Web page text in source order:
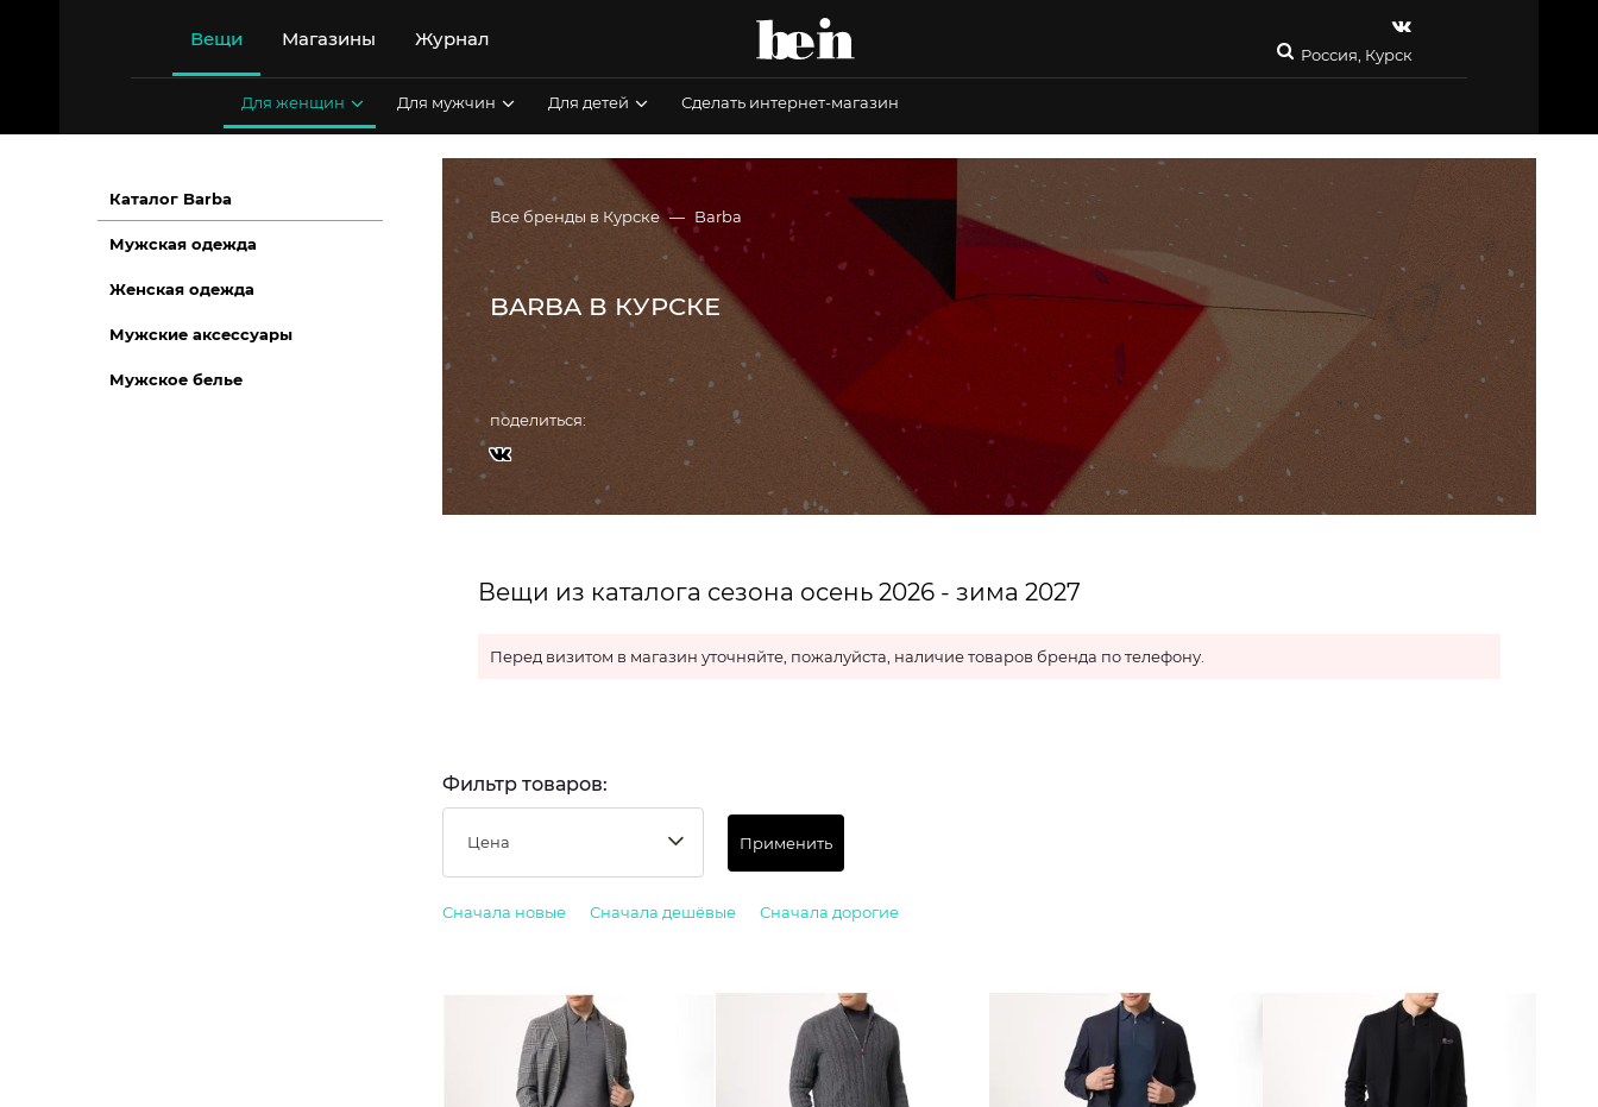
Вещи Магазины Журнал
Россия, Курск
Для женщин Для мужчин Для детей Сделать интернет-магазин
Все бренды в Курске Barba
BARBA В КУРСКЕ
поделиться:
Вещи из каталога сезона осень 2026 - зима 2027
Перед визитом в магазин уточняйте, пожалуйста, наличие товаров бренда по телефону.
Фильтр товаров:
Цена Применить
Сначала новые Сначала дешёвые Сначала дорогие
Каталог Barba
Мужская одежда
Женская одежда
Мужские аксессуары
Мужское белье